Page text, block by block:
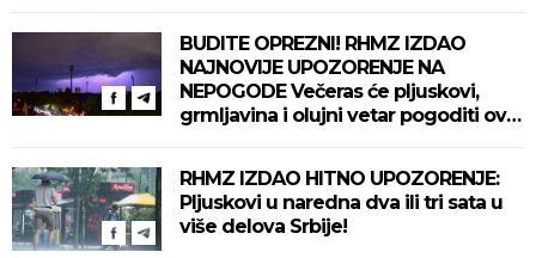
BUDITE OPREZNI! RHMZ IZDAO
NAJNOVIJE UPOZORENJE NA
NEPOGODE Večeras će pljuskovi,
grmljavina i olujni vetar pogoditi ove
RHMZ IZDAO HITNO UPOZORENJE:
Pljuskovi u naredna dva ili tri sata u
više delova Srbije!